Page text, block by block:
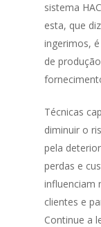
sistema
esta, que
ingerimos,
de
Técnicas
diminuir o
pela
perdas e
influenciam
clientes e
Continue a